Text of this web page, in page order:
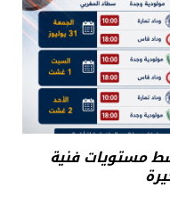
مستويات فنية